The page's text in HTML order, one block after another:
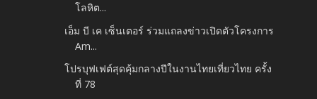
โลหิต...
เอ็ม บี เค เซ็นเตอร์ ร่วมแถลงข่าวเปิดตัวโครงการ
Am...
โปรบุฟเฟต์สุดคุ้มกลางปีในงานไทยเที่ยวไทย ครั้ง
ที่ 78